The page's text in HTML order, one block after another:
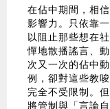
在佔中期間，相
影響力。只依靠
以阻止那些想在
憚地散播謠言、
次又一次的佔中
例，卻對這些教
完全不受限制。
將管制與「言論